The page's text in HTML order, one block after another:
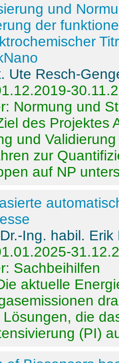
und
der
Ute Resch-
Normung und
des Projektes
und
zur
auf NP
Ing. habil. Erik
Sachbeihilfen
aktuelle
die
(PI)